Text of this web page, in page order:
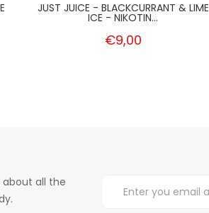
JUST JUICE - BLACKCURRANT & LIME
ICE - NIKOTIN...
€9,00
about all the